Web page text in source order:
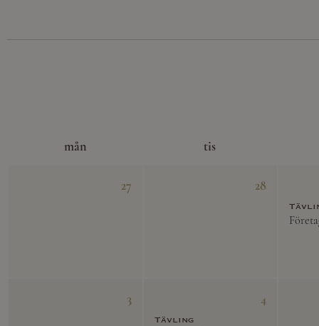
mån tis
27 28
3 4
Tävling